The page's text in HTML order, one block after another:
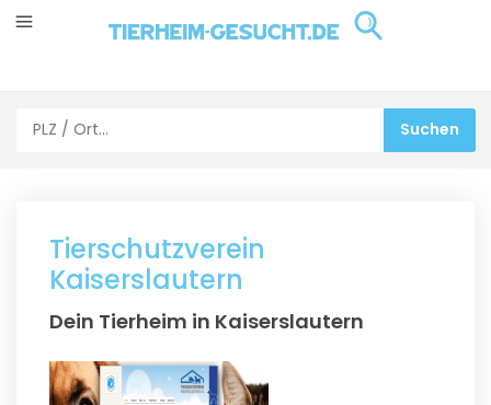
Tierschutzverein
Kaiserslautern
Dein Tierheim in Kaiserslautern